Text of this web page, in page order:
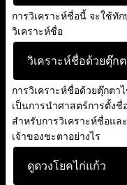
การวิเคราะห์ชื่อนี้ จะใช้ทั
วิเคราะห์ชื่อ
วิเคราะห์ชื่อด้วยตุ๊ก
การวิเคราะห์ชื่อด้วยตุ๊กตา
เป็นการนำศาสตร์การตั้ง
สำหรับการวิเคราะห์ชื่อแ
เจ้าของชะตาอย่างไร
ดูดวงโยคไก่แก้ว